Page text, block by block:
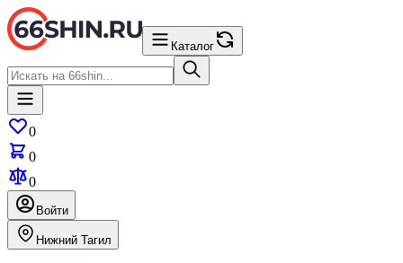
Каталог
0
0
0
Войти
Нижний Тагил